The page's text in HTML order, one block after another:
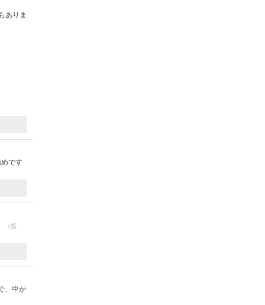
ありま
です
（投
、中か